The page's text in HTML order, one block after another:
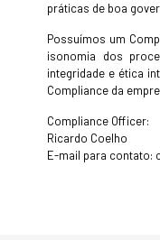
práticas de boa
Possuímos um
isonomia dos
integridade e ética
Compliance da
Compliance Officer:
Ricardo Coelho
E-mail para contato: